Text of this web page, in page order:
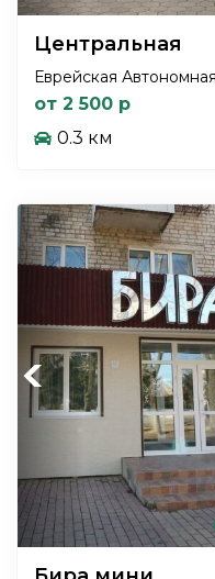
Центральная
Еврейская
от 2 500 р
0.3 км
Previous